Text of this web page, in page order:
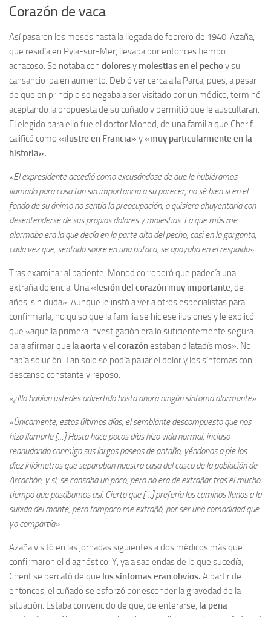
Corazón de vaca
Así pasaron los meses hasta la llegada de febrero de 1940. Azaña,
que residía en Pyla-sur-Mer, llevaba por entonces tiempo
achacoso. Se notaba con doloresy molestias en el pechoy su
cansancio iba en aumento. Debió ver cerca a la Parca, pues, a pesar
de que en principio se negaba a ser visitado por un médico, terminó
aceptando la propuesta de su cuñado y permitió que le auscultaran.
El elegido para ello fue el doctor Monod, de una familia que Cherif
calificó como «ilustre en Francia» y«muy particularmente en la
historia».
«El expresidente accedió como excusándose de que le hubiéramos
llamado para cosa tan sin importancia a su parecer; no sé bien si en el
fondo de su ánimo no sentía la preocupación, o quisiera ahuyentarla con
desentenderse de sus propios dolores y molestias. La que más me
alarmaba era la que decía en la parte alta del pecho, casi en la garganta,
cada vez que, sentado sobre en una butaca, se apoyaba en el respaldo».
Tras examinar al paciente, Monod corroboró que padecía una
extraña dolencia. Una«lesión del corazón muy importante, de
años, sin duda». Aunque le instó a ver a otros especialistas para
confirmarla, no quiso que la familia se hiciese ilusiones y le explicó
que «aquella primera investigación era lo suficientemente segura
para afirmar que laaortay el corazónestaban dilatadísimos». No
había solución. Tan solo se podía paliar el dolor y los síntomas con
descanso constante y reposo.
«¿No habían ustedes advertido hasta ahora ningún síntoma alarmante»
«Únicamente, estos últimos días, el semblante descompuesto que nos
hizo llamarle […] Hasta hace pocos días hizo vida normal, incluso
reanudando conmigo sus largos paseos de antaño, yéndonos a pie los
diez kilómetros que separaban nuestra casa del casco de la población de
Arcachón, y sí, se cansaba un poco, pero no era de extrañar tras el mucho
tiempo que pasábamos así. Cierto que […] prefería los caminos llanos a la
subida del monte, pero tampoco me extrañó, por ser una comodidad que
yo compartía».
Azaña visitó en las jornadas siguientes a dos médicos más que
confirmaron el diagnóstico. Y, ya a sabiendas de lo que sucedía,
Cherif se percató de que los síntomas eran obvios. A partir de
entonces, el cuñado se esforzó por esconder la gravedad de la
situación. Estaba convencido de que, de enterarse, la pena